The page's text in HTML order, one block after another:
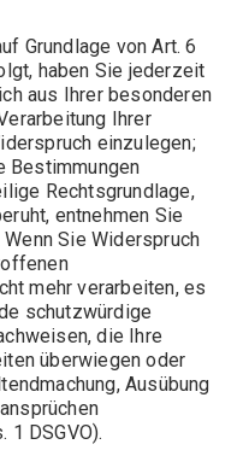
Grundlage von Art. 6
haben Sie jederzeit
aus Ihrer besonderen
Ihrer
einzulegen;
Bestimmungen
Rechtsgrundlage,
entnehmen Sie
Wenn Sie Widerspruch
mehr verarbeiten, es
schutzwürdige
die Ihre
überwiegen oder
Ausübung
1 DSGVO).